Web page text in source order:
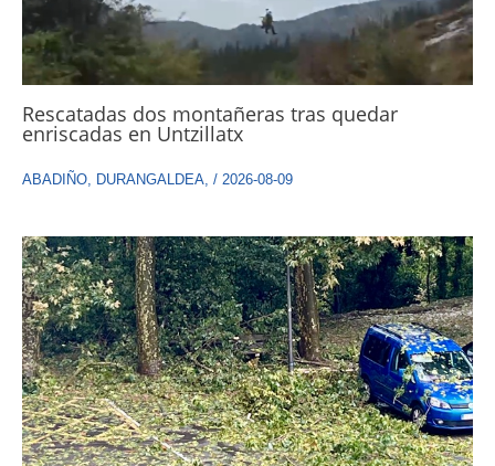
Rescatadas dos montañeras tras quedar
enriscadas en Untzillatx
ABADIÑO, DURANGALDEA, / 2026-08-09